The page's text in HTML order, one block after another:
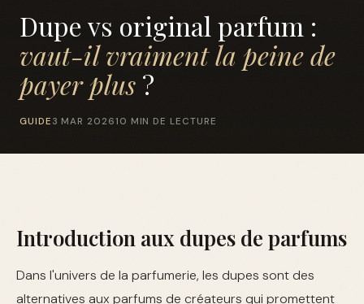
Dupe vs original parfum :
vaut-il vraiment la peine de
payer plus ?
GUIDE 3 MAR 202610 MIN DE LECTURE
Introduction aux dupes de parfums
Dans l'univers de la parfumerie, les dupes sont des
alternatives aux parfums de créateurs qui promettent